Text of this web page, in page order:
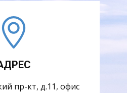
пр-кт, д.11, офис